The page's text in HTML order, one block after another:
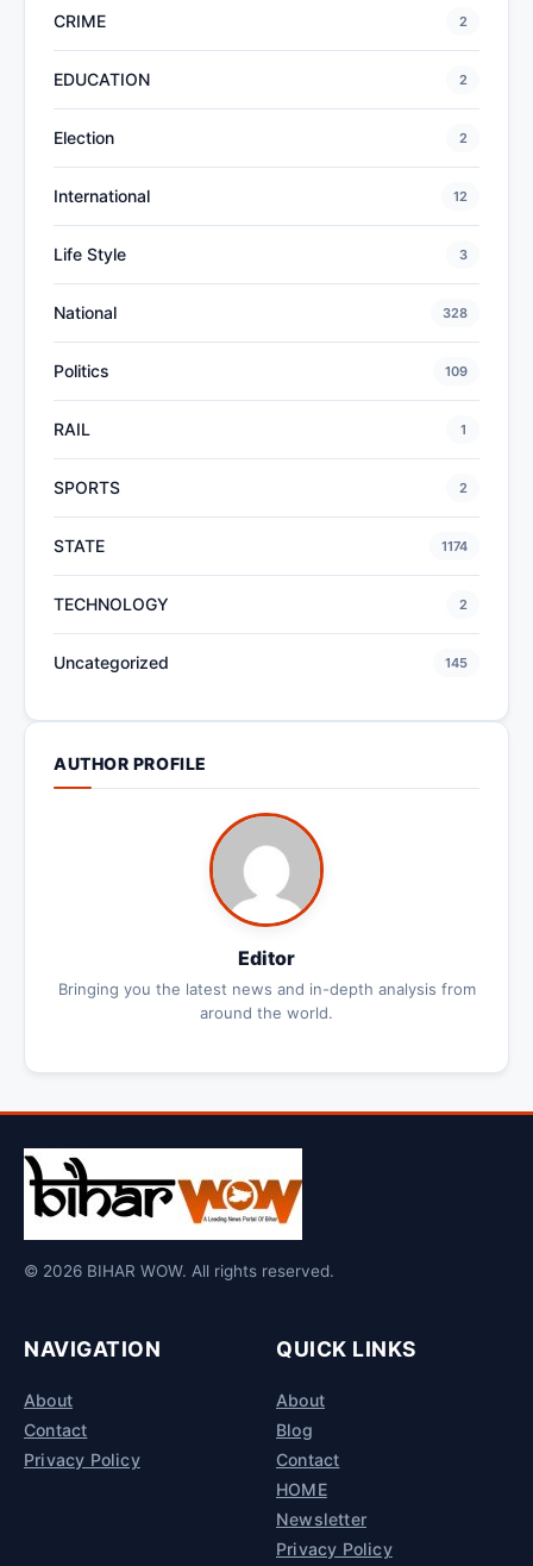
CRIME 2
EDUCATION 2
Election 2
International 12
Life Style 3
National 328
Politics 109
RAIL 1
SPORTS 2
STATE 1174
TECHNOLOGY 2
Uncategorized 145
AUTHOR PROFILE
Editor
Bringing you the latest news and in-depth analysis from
around the world.
© 2026 BIHAR WOW. All rights reserved.
NAVIGATION
About
Contact
Privacy Policy
QUICK LINKS
About
Blog
Contact
HOME
Newsletter
Privacy Policy